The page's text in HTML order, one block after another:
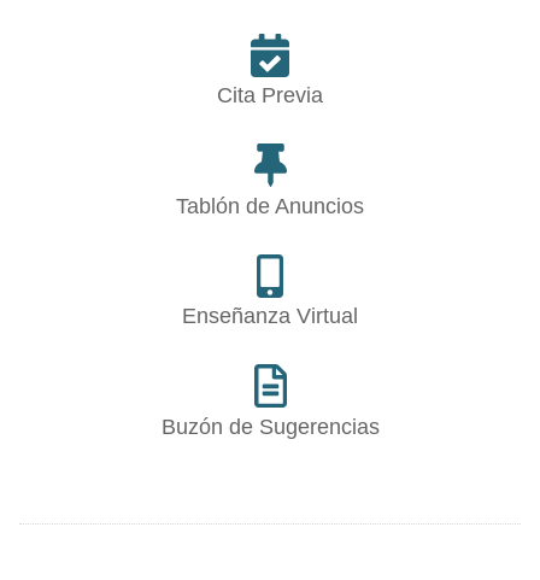
Cita Previa
Tablón de Anuncios
Enseñanza Virtual
Buzón de Sugerencias